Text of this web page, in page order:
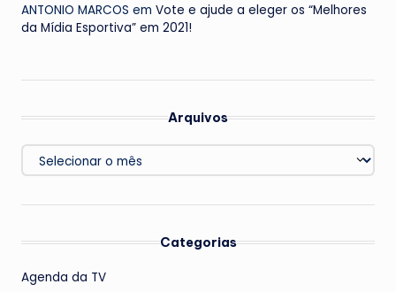
ANTONIO MARCOS em Vote e ajude a eleger os “Melhores
da Mídia Esportiva” em 2021!
Arquivos
Arquivos
Categorias
Agenda da TV